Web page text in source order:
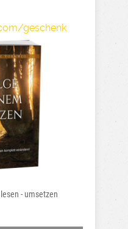
geschenk
- umsetzen